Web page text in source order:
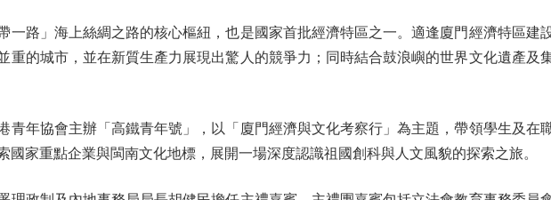
路」海上絲綢之路的核心樞紐，也是國家首批經濟特區之一。適逢廈門經濟特區建
重的城市，並在新質生產力展現出驚人的競爭力；同時結合鼓浪嶼的世界文化遺產及
年協會主辦「高鐵青年號」，以「廈門經濟與文化考察行」為主題，帶領學生及在
國家重點企業與閩南文化地標，展開一場深度認識祖國創科與人文風貌的探索之旅。